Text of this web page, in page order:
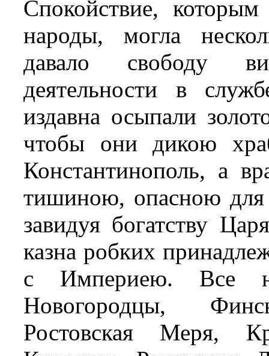
Спокойствие,
народы, могла
давало свободу
деятельности в
издавна осыпали
чтобы они дикою
Константинополь, а
тишиною, опасною
завидуя богатству
казна робких
с Империею. Все
Новогородцы,
Ростовская Меря,